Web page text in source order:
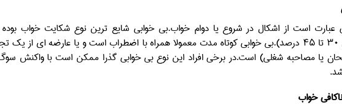
عبارت است از اشکال در شروع یا دوام خواب.بی خوابی شایع ترین نوع شکایت خواب
بزرگسالل ۳۰ تا ۴۵ درصد).بی خوابی کوتاه مدت معمولا همراه با اضطراب است و یا عارضه ای
یا مصاحبه شغلی) است.در برخی افراد این نوع بی خوابی گذرا ممکن است با واکنش سوگ،
خواب